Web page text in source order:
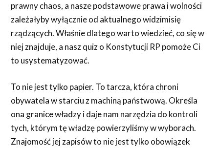
prawny chaos, a nasze podstawowe prawa i wolności
zależałyby wyłącznie od aktualnego widzimisię
rządzących. Właśnie dlatego warto wiedzieć, co się w
niej znajduje, a nasz quiz o Konstytucji RP pomoże Ci
to usystematyzować.
To nie jest tylko papier. To tarcza, która chroni
obywatela w starciu z machiną państwową. Określa
ona granice władzy i daje nam narzędzia do kontroli
tych, którym tę władzę powierzyliśmy w wyborach.
Znajomość jej zapisów to nie jest tylko obowiązek